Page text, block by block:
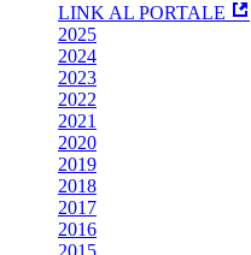
LINK AL PORTALE
2025
2024
2023
2022
2021
2020
2019
2018
2017
2016
2015